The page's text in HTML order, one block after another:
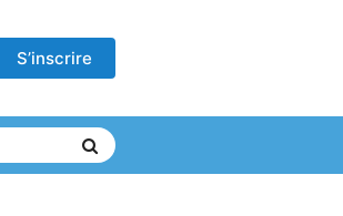
S’inscrire